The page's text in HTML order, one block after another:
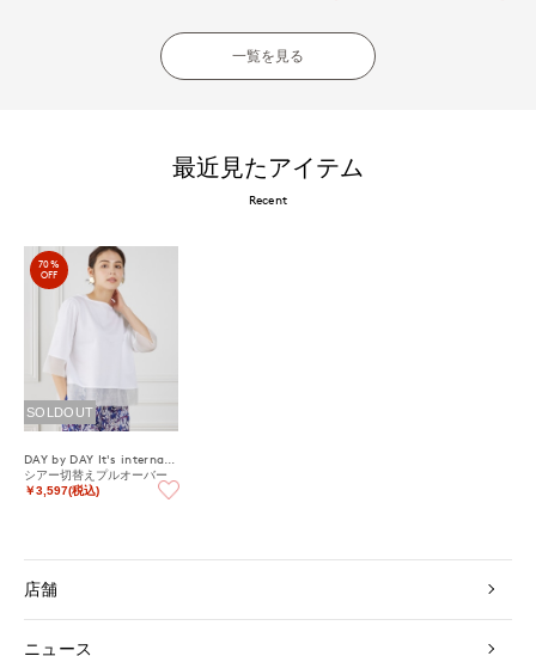
一覧を見る
最近見たアイテム
Recent
70%
OFF
SOLDOUT
シアー切替えプルオーバー
￥3,597(税込)
店舗
ニュース